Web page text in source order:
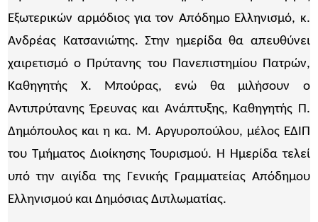
Εξωτερικών αρμόδιος για τον Απόδημο Ελληνισμό, κ.
Ανδρέας Κατσανιώτης. Στην ημερίδα θα απευθύνει
χαιρετισμό ο Πρύτανης του Πανεπιστημίου Πατρών,
Καθηγητής Χ. Μπούρας, ενώ θα μιλήσουν ο
Αντιπρύτανης Έρευνας και Ανάπτυξης, Καθηγητής Π.
Δημόπουλος και η κα. Μ. Αργυροπούλου, μέλος ΕΔΙΠ
του Τμήματος Διοίκησης Τουρισμού. Η Ημερίδα τελεί
υπό την αιγίδα της Γενικής Γραμματείας Απόδημου
Ελληνισμού και Δημόσιας Διπλωματίας.